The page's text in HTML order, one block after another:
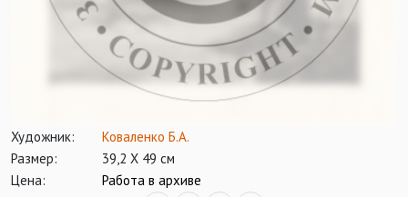
Художник:
Коваленко Б.А.
Размер:
39,2 Х 49 см
Цена:
Работа в архиве